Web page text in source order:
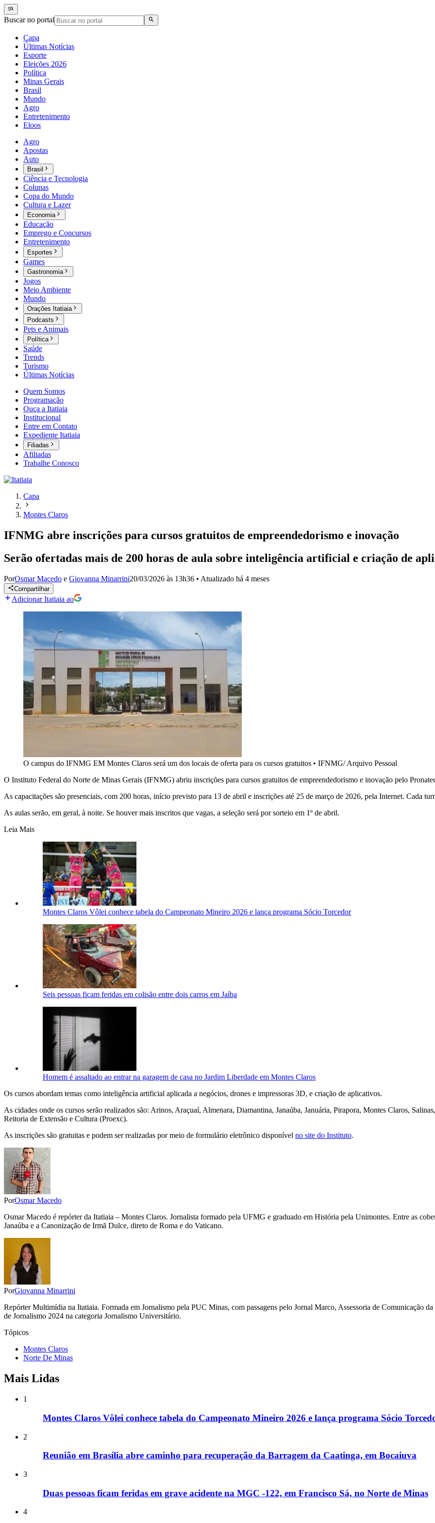
Buscar no portal
Capa
Últimas Notícias
Esporte
Eleições 2026
Política
Minas Gerais
Brasil
Mundo
Agro
Entretenimento
Eloos
Agro
Apostas
Auto
Brasil
Ciência e Tecnologia
Colunas
Copa do Mundo
Cultura e Lazer
Economia
Educação
Emprego e Concursos
Entretenimento
Esportes
Games
Gastronomia
Jogos
Meio Ambiente
Mundo
Orações Itatiaia
Podcasts
Pets e Animais
Política
Saúde
Trends
Turismo
Últimas Notícias
Quem Somos
Programação
Ouça a Itatiaia
Institucional
Entre em Contato
Expediente Itatiaia
Filiadas
Afiliadas
Trabalhe Conosco
Capa
Montes Claros
IFNMG abre inscrições para cursos gratuitos de empreendedorismo e inovação
Serão ofertadas mais de 200 horas de aula sobre inteligência artificial e criação de
PorOsmar Macedo e Giovanna Minarrini20/03/2026 às 13h36 • Atualizado há 4 meses
Compartilhar
Adicionar Itatiaia ao
O campus do IFNMG EM Montes Claros será um dos locais de oferta para os cursos gratuitos • IFNMG/ Arquivo Pessoal
O Instituto Federal do Norte de Minas Gerais (IFNMG) abriu inscrições para cursos gratuitos de empreendedorismo e inovação pelo
As capacitações são presenciais, com 200 horas, início previsto para 13 de abril e inscrições até 25 de março de 2026, pela Internet. Cada
As aulas serão, em geral, à noite. Se houver mais inscritos que vagas, a seleção será por sorteio em 1º de abril.
Leia Mais
Montes Claros Vôlei conhece tabela do Campeonato Mineiro 2026 e lança programa Sócio Torcedor
Seis pessoas ficam feridas em colisão entre dois carros em Jaíba
Homem é assaltado ao entrar na garagem de casa no Jardim Liberdade em Montes Claros
Os cursos abordam temas como inteligência artificial aplicada a negócios, drones e impressoras 3D, e criação de aplicativos.
As cidades onde os cursos serão realizados são: Arinos, Araçuaí, Almenara, Diamantina, Janaúba, Januária, Pirapora, Montes Claros,
Reitoria de Extensão e Cultura (Proexc).
As inscrições são gratuitas e podem ser realizadas por meio de formulário eletrônico disponível no site do Instituto.
PorOsmar Macedo
Osmar Macedo é repórter da Itatiaia – Montes Claros. Jornalista formado pela UFMG e graduado em História pela Unimontes. Entre as
Janaúba e a Canonização de Irmã Dulce, direto de Roma e do Vaticano.
PorGiovanna Minarrini
Repórter Multimídia na Itatiaia. Formada em Jornalismo pela PUC Minas, com passagens pelo Jornal Marco, Assessoria de Comunicação
de Jornalismo 2024 na categoria Jornalismo Universitário.
Tópicos
Montes Claros
Norte De Minas
Mais Lidas
1
Montes Claros Vôlei conhece tabela do Campeonato Mineiro 2026 e lança programa Sócio
2
Reunião em Brasília abre caminho para recuperação da Barragem da Caatinga, em Bocaiuva
3
Duas pessoas ficam feridas em grave acidente na MGC -122, em Francisco Sá, no Norte de Minas
4